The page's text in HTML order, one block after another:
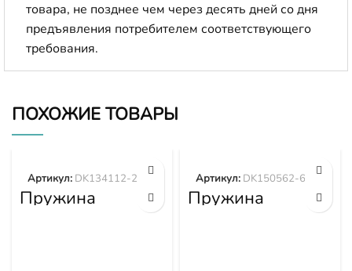
товара, не позднее чем через десять дней со дня
предъявления потребителем соответствующего
требования.
ПОХОЖИЕ ТОВАРЫ
Пружина
DK134112-2000
Артикул: DK134112-2000
Пружина
DK150562-6200
Артикул: DK150562-6200